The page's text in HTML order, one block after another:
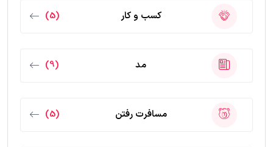
کسب و کار (5)
مد (9)
مسافرت رفتن (5)